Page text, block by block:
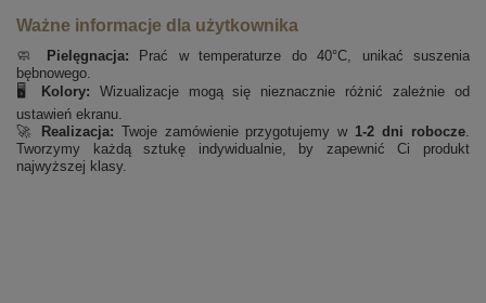
Ważne informacje dla użytkownika
🧼 Pielęgnacja: Prać w temperaturze do 40°C, unikać suszenia
bębnowego.
🖥️
Kolory: Wizualizacje mogą się nieznacznie różnić zależnie od
ustawień ekranu.
🚀
Realizacja: Twoje zamówienie przygotujemy w 1-2 dni robocze.
Tworzymy każdą sztukę indywidualnie, by zapewnić Ci produkt
najwyższej klasy.